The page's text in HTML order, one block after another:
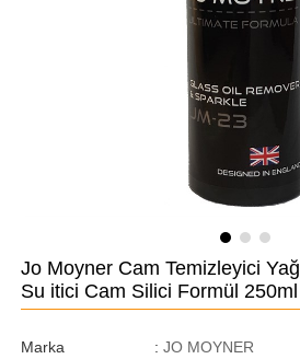
Jo Moyner Cam Temizleyici
Su itici Cam Silici Formül 250ml
Marka : JO MOYNER